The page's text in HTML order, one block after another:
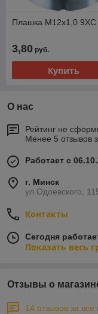
Плашка М12х1,0 9ХС
3,80 руб.
Купить
О нас
Рейтинг не
Менее 5 отзывов
Работает с
г. Минск
ул.Одоевского,
Контакты
Сегодня
Показать весь
Отзывы о
14 отзывов за всё